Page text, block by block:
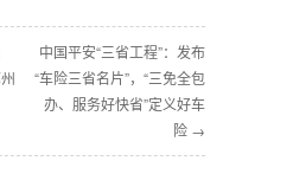
中国平安“三省工程”：发布
“车险三省名片”，“三免全包
办、服务好快省”定义好车
险 →